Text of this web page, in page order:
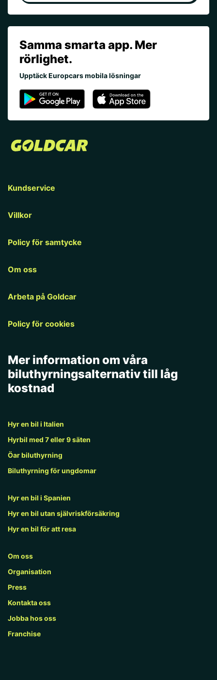
Samma smarta app. Mer
rörlighet.
Upptäck Europcars mobila lösningar
Kundservice
Villkor
Policy för samtycke
Om oss
Arbeta på Goldcar
Policy för cookies
Mer information om våra
biluthyrningsalternativ till låg
kostnad
Hyr en bil i Italien
Hyrbil med 7 eller 9 säten
Öar biluthyrning
Biluthyrning för ungdomar
Hyr en bil i Spanien
Hyr en bil utan självriskförsäkring
Hyr en bil för att resa
Om oss
Organisation
Press
Kontakta oss
Jobba hos oss
Franchise